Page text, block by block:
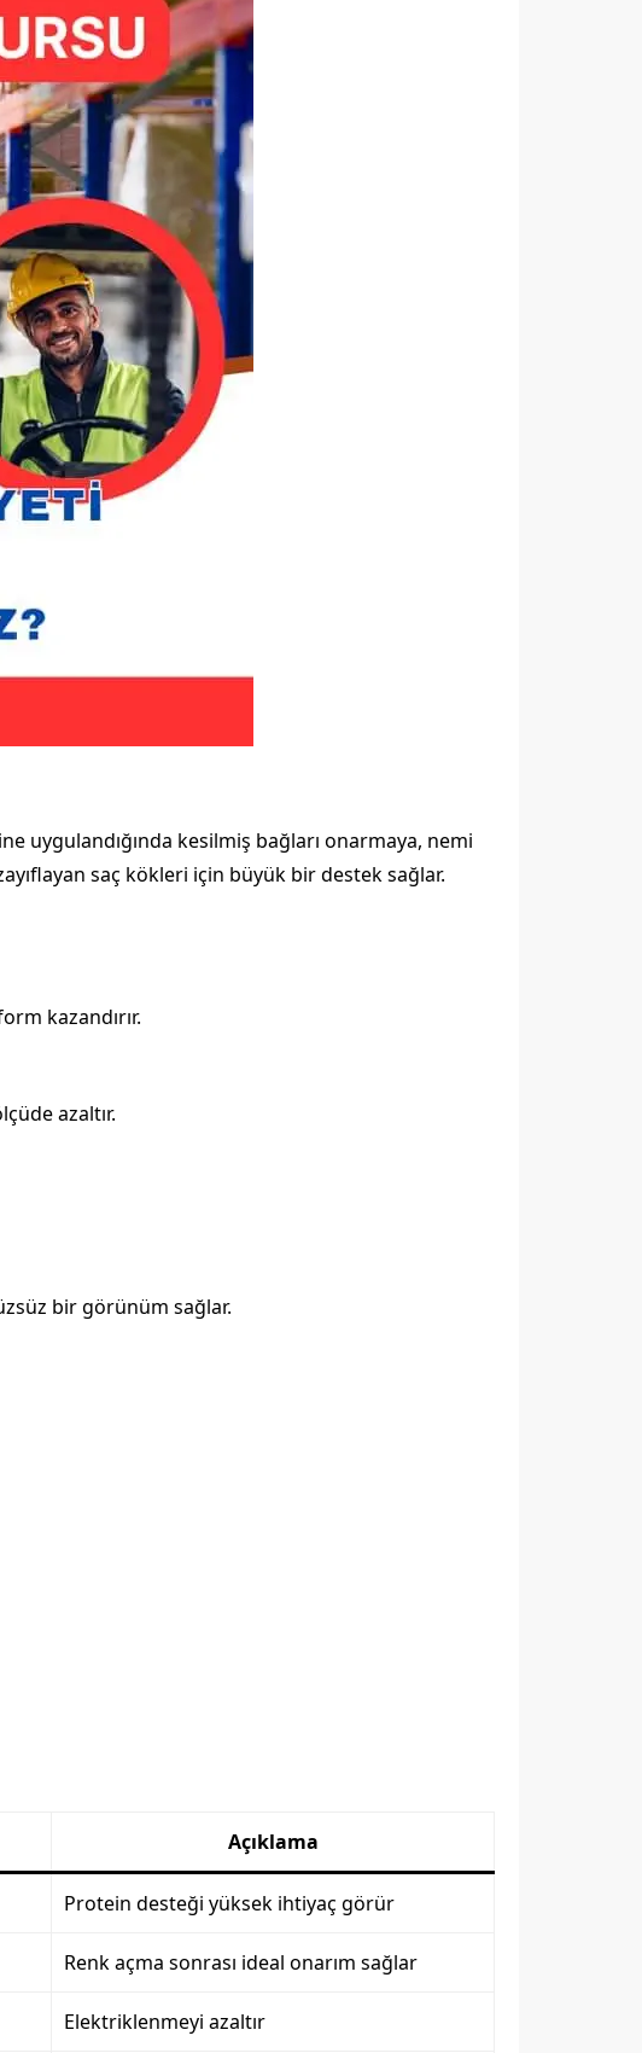
uygulandığında kesilmiş bağları onarmaya, nemi
saç kökleri için büyük bir destek sağlar.
kazandırır.
azaltır.
bir görünüm sağlar.
Açıklama
Protein desteği yüksek ihtiyaç görür
Renk açma sonrası ideal onarım sağlar
Elektriklenmeyi azaltır